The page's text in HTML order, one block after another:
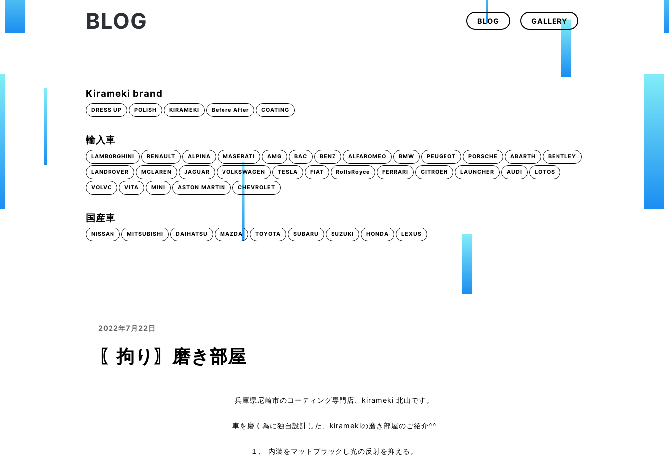
BLOG BLOG GALLERY
Kirameki brand
DRESS UP POLISH KIRAMEKI Before After COATING
輸入車
LAMBORGHINI RENAULT ALPINA MASERATI AMG BAC BENZ ALFAROMEO BMW PEUGEOT PORSCHE ABARTH BENTLEY
LANDROVER MCLAREN JAGUAR VOLKSWAGEN TESLA FIAT RollsRoyce FERRARI CITROËN LAUNCHER AUDI LOTOS
VOLVO VITA MINI ASTON MARTIN CHEVROLET
国産車
NISSAN MITSUBISHI DAIHATSU MAZDA TOYOTA SUBARU SUZUKI HONDA LEXUS
2022年7月22日
〖拘り〗磨き部屋
兵庫県尼崎市のコーティング専門店、kirameki 北山です。
車を磨く為に独自設計した、kiramekiの磨き部屋のご紹介^^
１, 内装をマットブラックし光の反射を抑える。